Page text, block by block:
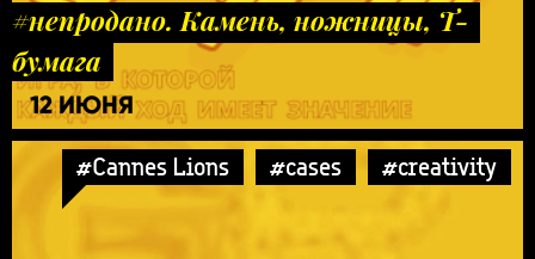
#непродано. Камень, ножницы, Т-
бумага
12 ИЮНЯ
#Cannes Lions #cases #creativity